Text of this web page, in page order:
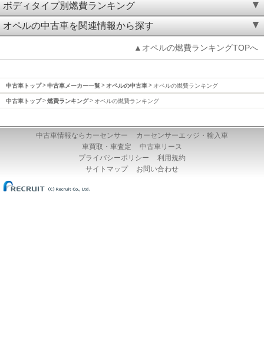
ボディタイプ別燃費ランキング
オペルの中古車を関連情報から探す
▲オペルの燃費ランキングTOPへ
中古車トップ 中古車メーカー一覧 オペルの中古車 オペルの燃費ランキング
中古車トップ 燃費ランキング オペルの燃費ランキング
中古車情報ならカーセンサー
カーセンサーエッジ・輸入車
車買取・車査定
中古車リース
プライバシーポリシー
利用規約
サイトマップ
お問い合わせ